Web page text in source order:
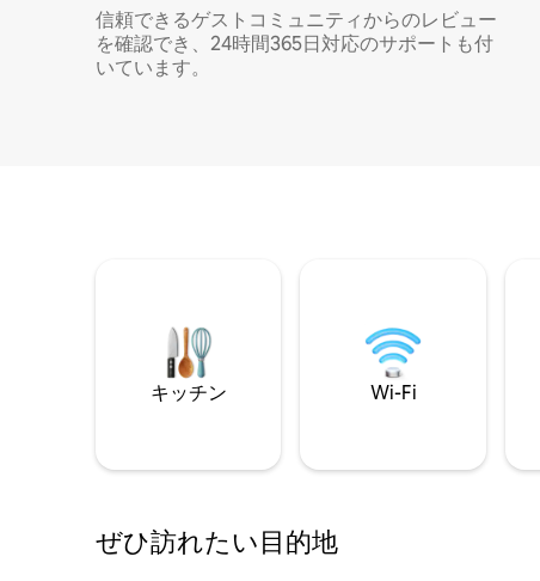
信頼できるゲストコミュニティからのレビュー
を確認でき、24時間365日対応のサポートも付
いています。
キッチン Wi-Fi
ぜひ訪⁠れ⁠た⁠い目⁠的⁠地